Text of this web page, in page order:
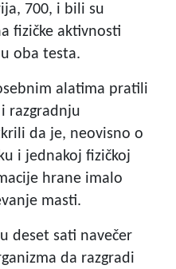
700, i bili su
fizičke aktivnosti
oba testa.
alatima pratili
razgradnju
da je, neovisno o
i jednakoj fizičkoj
hrane imalo
masti.
deset sati navečer
da razgradi